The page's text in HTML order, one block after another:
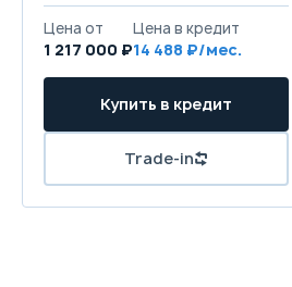
Цена от
1 217 000 ₽
Цена в кредит
14 488 ₽/мес.
Купить в кредит
Trade-in